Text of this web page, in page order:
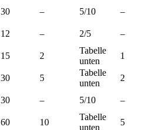
30 – 5/10
–
12 – 2/5
–
15 2
Tabelle
unten
1
30 5
Tabelle
unten
2
30 – 5/10
–
60 10
Tabelle
unten
5